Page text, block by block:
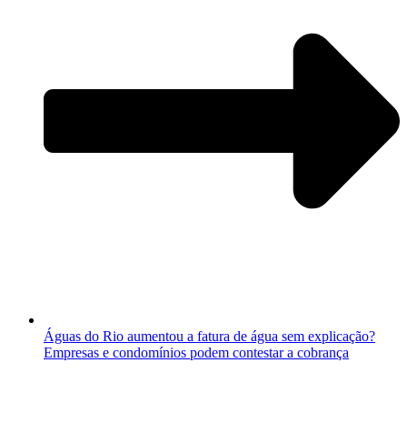
Águas do Rio aumentou a fatura de água sem explicação?
Empresas e condomínios podem contestar a cobrança